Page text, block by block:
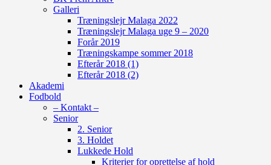
Galleri
Træningslejr Malaga 2022
Træningslejr Malaga uge 9 – 2020
Forår 2019
Træningskampe sommer 2018
Efterår 2018 (1)
Efterår 2018 (2)
Akademi
Fodbold
– Kontakt –
Senior
2. Senior
3. Holdet
Lukkede Hold
Kriterier for oprettelse af hold